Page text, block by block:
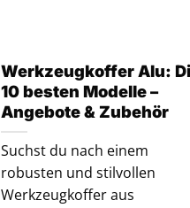
Werkzeugkoffer Alu:
10 besten Modelle –
Angebote & Zubehör
Suchst du nach einem
robusten und stilvollen
Werkzeugkoffer aus